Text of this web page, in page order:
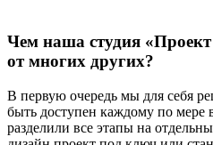
Чем наша студия
от многих других?
В первую очередь мы для себя
быть доступен каждому по
разделили все этапы на